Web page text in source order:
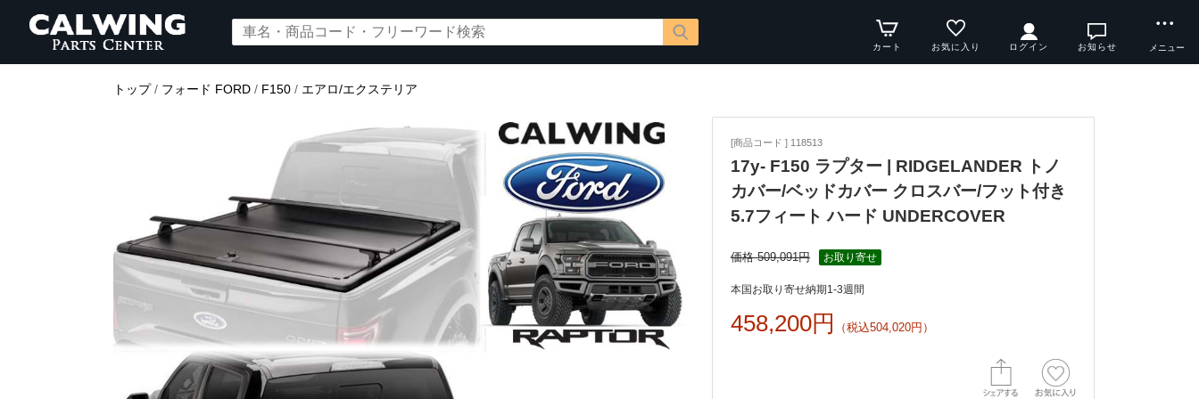
カート お気に入り ログイン お知らせ メニュー
トップ/ フォード FORD / F150 / エアロ/エクステリア
[商品コード ] 118513
17y- F150 ラプター | RIDGELANDER トノ
カバー/ベッドカバー クロスバー/フット付き
5.7フィート ハード UNDERCOVER
価格 509,091円 お取り寄せ
本国お取り寄せ納期1-3週間
458,200円 （税込504,020円）